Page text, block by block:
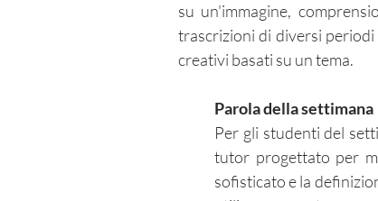
su un'immagine,
trascrizioni di diversi
creativi basati su un tema.
Parola della settimana
Per gli studenti del
tutor progettato per
sofisticato e la